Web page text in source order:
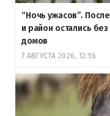
“Ночь ужасов”.
и район остались
домов
7 АВГУСТА 2026, 12:56